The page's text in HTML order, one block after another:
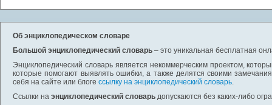
Об энциклопедическом словаре
Большой энциклопедический словарь – это уникальная бесплатная
Энциклопедический словарь является некоммерческим проектом,
которые помогают выявлять ошибки, а также делятся своими
себя на сайте или блоге ссылку на энциклопедический словарь.
Ссылки на энциклопедический словарь допускаются без каких-либо